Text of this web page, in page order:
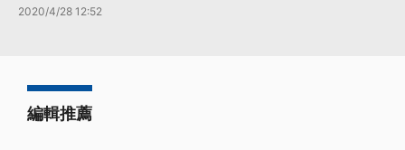
2020/4/28 12:52
編輯推薦